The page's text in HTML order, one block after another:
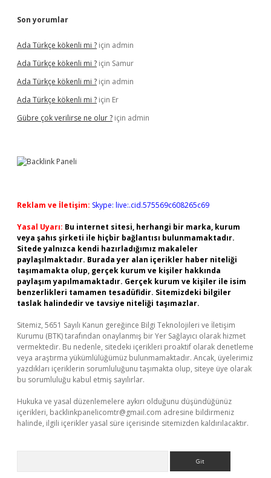
Son yorumlar
Ada Türkçe kökenli mi ? için admin
Ada Türkçe kökenli mi ? için Samur
Ada Türkçe kökenli mi ? için admin
Ada Türkçe kökenli mi ? için Er
Gübre çok verilirse ne olur ? için admin
Reklam ve İletişim: Skype: live:.cid.575569c608265c69
Yasal Uyarı: Bu internet sitesi, herhangi bir marka, kurum
veya şahıs şirketi ile hiçbir bağlantısı bulunmamaktadır.
Sitede yalnızca kendi hazırladığımız makaleler
paylaşılmaktadır. Burada yer alan içerikler haber niteliği
taşımamakta olup, gerçek kurum ve kişiler hakkında
paylaşım yapılmamaktadır. Gerçek kurum ve kişiler ile isim
benzerlikleri tamamen tesadüfidir. Sitemizdeki bilgiler
taslak halindedir ve tavsiye niteliği taşımazlar.
Sitemiz, 5651 Sayılı Kanun gereğince Bilgi Teknolojileri ve İletişim
Kurumu (BTK) tarafından onaylanmış bir Yer Sağlayıcı olarak hizmet
vermektedir. Bu nedenle, sitedeki içerikleri proaktif olarak denetleme
veya araştırma yükümlülüğümüz bulunmamaktadır. Ancak, üyelerimiz
yazdıkları içeriklerin sorumluluğunu taşımakta olup, siteye üye olarak
bu sorumluluğu kabul etmiş sayılırlar.
Hukuka ve yasal düzenlemelere aykırı olduğunu düşündüğünüz
içerikleri, backlinkpanelicomtr@gmail.com adresine bildirmeniz
halinde, ilgili içerikler yasal süre içerisinde sitemizden kaldırılacaktır.